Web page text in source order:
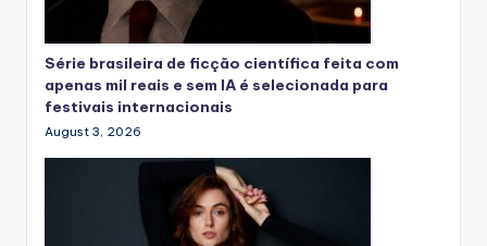
Série brasileira de ficção científica feita com
apenas mil reais e sem IA é selecionada para
festivais internacionais
August 3, 2026